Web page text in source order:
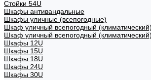
Стойки 54U
Шкафы антивандальные
Шкафы уличные (всепогодные)
Шкаф уличный всепогодный
Шкаф уличный всепогодный
Шкафы 12U
Шкафы 15U
Шкафы 18U
Шкафы 24U
Шкафы 30U